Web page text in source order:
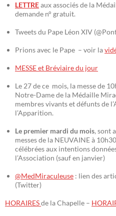
LETTREaux associés de la
demande n° gratuit.
Tweets du Pape Léon XIV
Prions avec le Pape – voir la
MESSE et Bréviaire du jour
Le 27 de ce mois, la messe de
Notre-Dame de la Médaille
membres vivants et défunts de
l’Apparition.
Le premier mardi du mois, sont
messes de la NEUVAINE à
célébrées aux intentions
l’Association (sauf en janvier)
@MedMiraculeuse : lien des
(Twitter)
HORAIRESde la Chapelle –